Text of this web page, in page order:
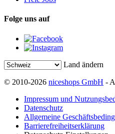
Folge uns auf
Land ändern
© 2010-2026 niceshops GmbH -
Impressum und
Datenschutz
Allgemeine
Barrierefreiheitserklärung